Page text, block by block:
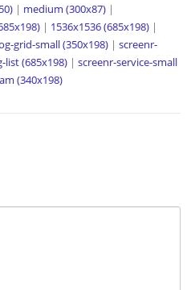
| medium (300x87) |
| 1536x1536 (685x198) |
grid-small (350x198) |screenr-
list (685x198) |screenr-service-small
(340x198)